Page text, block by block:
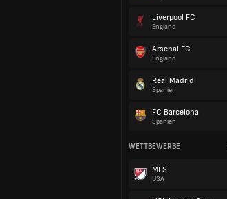
Liverpool FC
England
Arsenal FC
England
Real Madrid
Spanien
FC Barcelona
Spanien
WETTBEWERBE
MLS
USA